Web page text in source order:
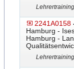
2241A0158
Hamburg -
Hamburg -